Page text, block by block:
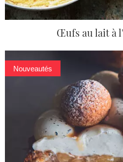
Œufs au lait à
Nouveautés